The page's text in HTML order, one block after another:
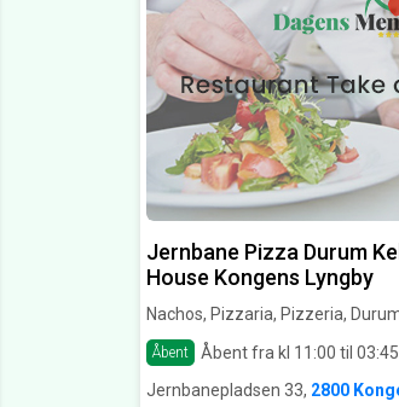
Jernbane Pizza Durum
House Kongens Lyngby
Nachos, Pizzaria, Pizzeria,
Åbent Åbent fra kl 11:00 til 03:45
Jernbanepladsen 33, 2800